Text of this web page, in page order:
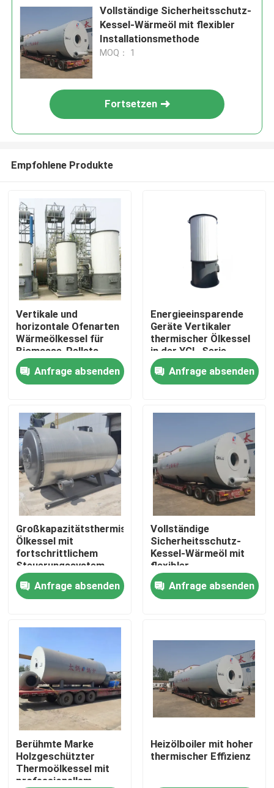
Haus
Produkte
Videos
Über uns
Fabrik-Ausflug
Qualitätskontrolle
Treten Sie mit uns in Verbindung
Nachrichten
Fordern Sie ein Zitat
Gasölkessel
Vollständige Sicherheitsschutz-
Kessel-Wärmeöl mit flexibler
Installationsmethode
MOQ： 1
Fortsetzen
Empfohlene Produkte
Vertikale und
horizontale Ofenarten
Wärmeölkessel für
Biomasse-Pellets
Anfrage absenden
Energieeinsparende
Geräte Vertikaler
thermischer Ölkessel
in der YGL-Serie
Anfrage absenden
Großkapazitätsthermischer
Ölkessel mit
fortschrittlichem
Steuerungssystem
und flexibler
Installation
Anfrage absenden
Vollständige
Sicherheitsschutz-
Kessel-Wärmeöl mit
flexibler
Installationsmethode
Anfrage absenden
Berühmte Marke
Holzgeschützter
Thermoölkessel mit
professionellem
Heizölboiler mit hoher
thermischer Effizienz